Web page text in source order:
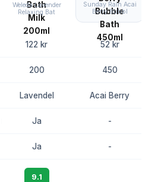
Weleda Lavender
Relaxing Bat
Sunday Rain Acai
Berry Bubbl
122 kr 52 kr
200 450
Lavendel Acai Berry
Ja -
Ja -
9.1